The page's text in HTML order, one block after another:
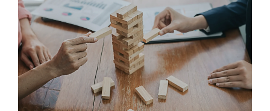
Ver
imagen
más
grande